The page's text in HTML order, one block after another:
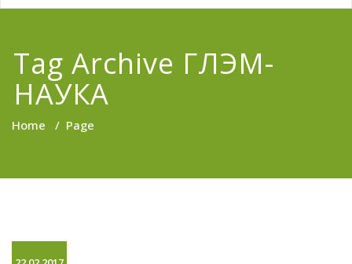
Tag Archive ГЛЭМ-
НАУКА
Home / Page